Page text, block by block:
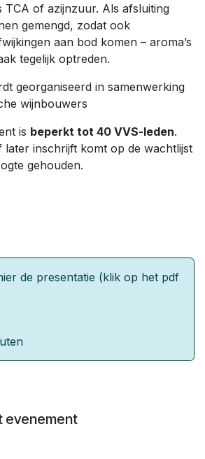
of azijnzuur. Als afsluiting
gemengd, zodat ook
aan bod komen – aroma’s
tegelijk optreden.
georganiseerd in samenwerking
wijnbouwers
is beperkt tot 40 VVS-leden.
later inschrijft komt op de wachtlijst
gehouden.
de presentatie (klik op het pdf
evenement